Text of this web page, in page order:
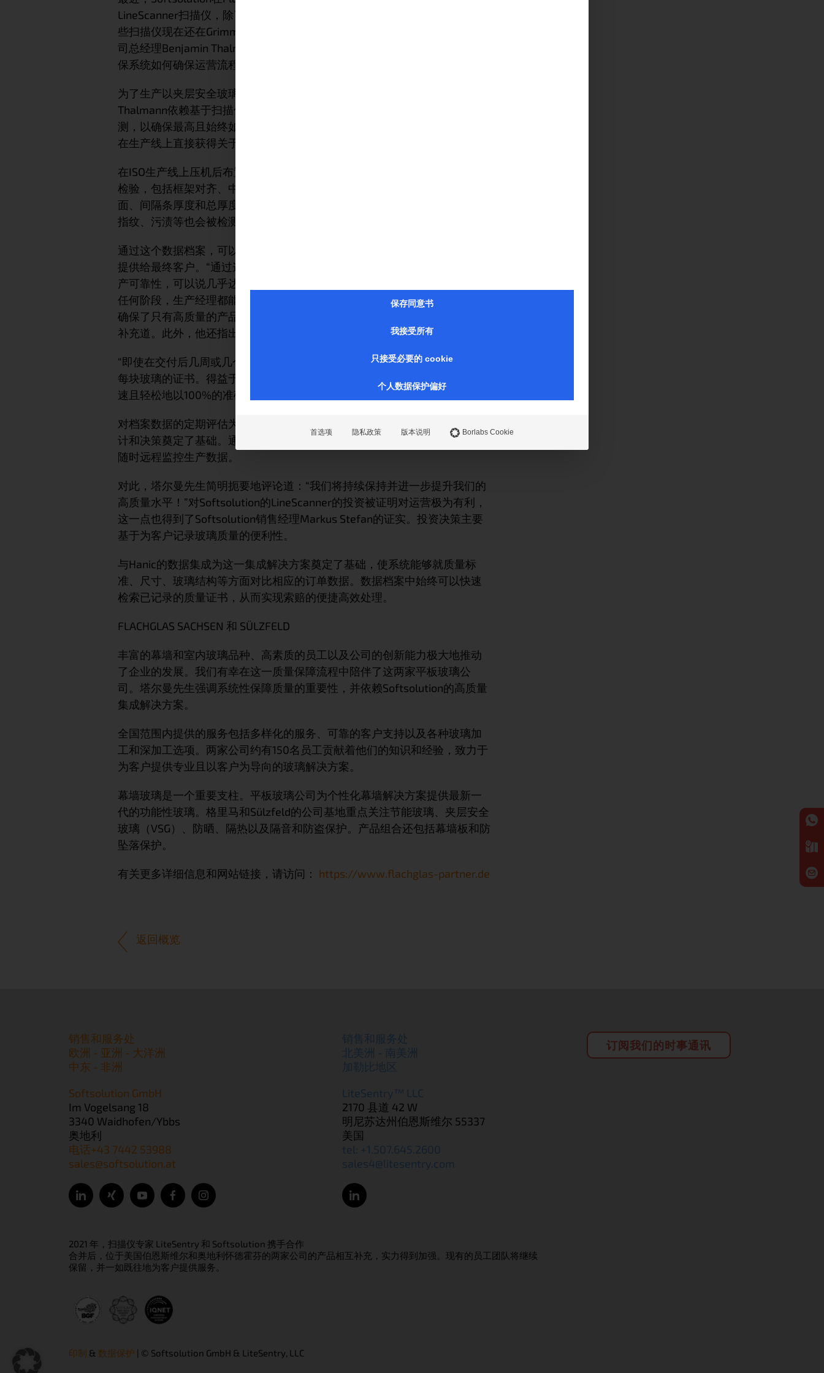
LineScanner扫描仪，除了自2010年以来已有的单片LineScanner扫描仪。这
些扫描仪现在还在Grimma和Sülzfeld的工厂检测成品中空玻璃组件。两家公
司总经理Benjamin Thalmann强调了这项投资的优势，并详细解释了现代质
保系统如何确保运营流程的连续性。
为了生产以夹层安全玻璃（VSG）组合为重点的中空玻璃，Benjamin
Thalmann依赖基于扫描仪的检测系统。这些系统在检测站对单片玻璃进行检
测，以确保最高且始终如一的质量。Softsolution软件提供的玻璃缺陷检测可
在生产线上直接获得关于表面状况、镀膜和玻璃厚度的可靠结果。
在ISO生产线上压机后布置的三台新LineScanner现在对成品ISO元件进行最终
检验，包括框架对齐、中梃布局与角度、丁基胶缺陷，以及玻璃厚度、镀膜
面、间隔条厚度和总厚度等结构是否正确。划痕、夹杂物、镀膜缺陷，以及
指纹、污渍等也会被检测并为每个ISO元件归档记录。
通过这个数据档案，可以随时、无遗漏地检索每块玻璃或ISO元件的证书，并
提供给最终客户。“通过这一高效流程，我们实现了产品的高质量和极高的生
产可靠性，可以说几乎达到100%的交付可靠性，”塔尔曼先生强调。在生产的
任何阶段，生产经理都能获得关于已生产ISO单元质量状态的反馈和确认。“这
确保了只有高质量的产品才能离开我们的生产线，”这位长期担任总经理的人
补充道。此外，他还指出，客户非常认可准时且规范的交付。
“即使在交付后几周或几个月遇到咨询或客户投诉时，我们仍然能够一键提供
每块玻璃的证书。得益于连接的数据档案，ISO单元的质量证书可以精确、快
速且轻松地以100%的准确度提供，”塔尔曼先生解释道。
对档案数据的定期评估为高层管理提供了深刻见解，并为公司未来的内部统
计和决策奠定了基础。通过LineScanner的管理控制台，所有者或管理者可以
随时远程监控生产数据。
对此，塔尔曼先生简明扼要地评论道：“我们将持续保持并进一步提升我们的
高质量水平！”对Softsolution的LineScanner的投资被证明对运营极为有利，
这一点也得到了Softsolution销售经理Markus Stefan的证实。投资决策主要
基于为客户记录玻璃质量的便利性。
与Hanic的数据集成为这一集成解决方案奠定了基础，使系统能够就质量标
准、尺寸、玻璃结构等方面对比相应的订单数据。数据档案中始终可以快速
检索已记录的质量证书，从而实现索赔的便捷高效处理。
FLACHGLAS SACHSEN 和 SÜLZFELD
丰富的幕墙和室内玻璃品种、高素质的员工以及公司的创新能力极大地推动
了企业的发展。我们有幸在这一质量保障流程中陪伴了这两家平板玻璃公
司。塔尔曼先生强调系统性保障质量的重要性，并依赖Softsolution的高质量
集成解决方案。
全国范围内提供的服务包括多样化的服务、可靠的客户支持以及各种玻璃加
工和深加工选项。两家公司约有150名员工贡献着他们的知识和经验，致力于
为客户提供专业且以客户为导向的玻璃解决方案。
幕墙玻璃是一个重要支柱。平板玻璃公司为个性化幕墙解决方案提供最新一
代的功能性玻璃。格里马和Sülzfeld的公司基地重点关注节能玻璃、夹层安全
玻璃（VSG）、防晒、隔热以及隔音和防盗保护。产品组合还包括幕墙板和防
坠落保护。
有关更多详细信息和网站链接，请访问： https://www.flachglas-partner.de
返回概览
销售和服务处
欧洲 - 亚洲 - 大洋洲
中东 - 非洲
Softsolution GmbH
Im Vogelsang 18
3340 Waidhofen/Ybbs
奥地利
电话+43 7442 53988
sales@softsolution.at
销售和服务处
北美洲 - 南美洲
加勒比地区
LiteSentry™ LLC
2170 县道 42 W
明尼苏达州伯恩斯维尔 55337
美国
tel: +1.507.645.2600
sales4@litesentry.com
2021 年，扫描仪专家 LiteSentry 和 Softsolution 携手合作
合并后，位于美国伯恩斯维尔和奥地利怀德霍芬的两家公司的产品相互补充，实力得到加强。现有的员工团队将继续
保留，并一如既往地为客户提供服务。
印制 & 数据保护 | © Softsolution GmbH & LiteSentry, LLC
订阅我们的时事通讯
保存同意书
我接受所有
只接受必要的 cookie
个人数据保护偏好
首选项 隐私政策 版本说明 Borlabs Cookie